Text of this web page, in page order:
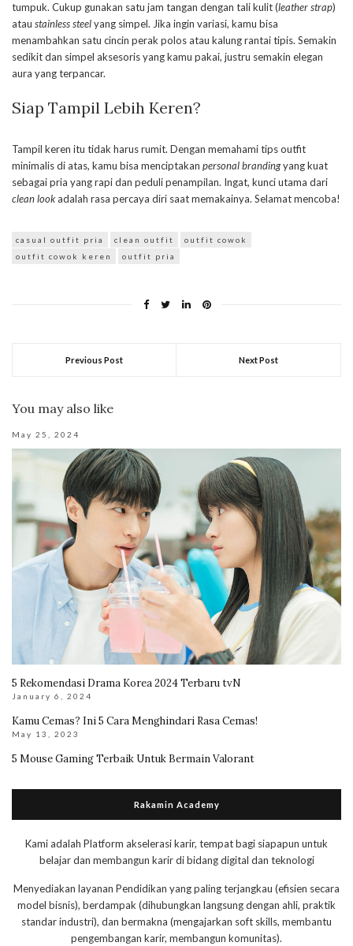
tumpuk. Cukup gunakan satu jam tangan dengan tali kulit (leather strap)
atau stainless steelyang simpel. Jika ingin variasi, kamu bisa
menambahkan satu cincin perak polos atau kalung rantai tipis. Semakin
sedikit dan simpel aksesoris yang kamu pakai, justru semakin elegan
aura yang terpancar.
Siap Tampil Lebih Keren?
Tampil keren itu tidak harus rumit. Dengan memahami tips outfit
minimalis di atas, kamu bisa menciptakan personal brandingyang kuat
sebagai pria yang rapi dan peduli penampilan. Ingat, kunci utama dari
clean lookadalah rasa percaya diri saat memakainya. Selamat mencoba!
casual outfit pria clean outfit
outfit cowok
outfit cowok keren
outfit pria
Previous Post Next Post
You may also like
May 25, 2024
5 Rekomendasi Drama Korea 2024 Terbaru tvN
January 6, 2024
Kamu Cemas? Ini 5 Cara Menghindari Rasa Cemas!
May 13, 2023
5 Mouse Gaming Terbaik Untuk Bermain Valorant
Rakamin Academy
Kami adalah Platform akselerasi karir, tempat bagi siapapun untuk
belajar dan membangun karir di bidang digital dan teknologi
Menyediakan layanan Pendidikan yang paling terjangkau (efisien secara
model bisnis), berdampak (dihubungkan langsung dengan ahli, praktik
standar industri), dan bermakna (mengajarkan soft skills, membantu
pengembangan karir, membangun komunitas).